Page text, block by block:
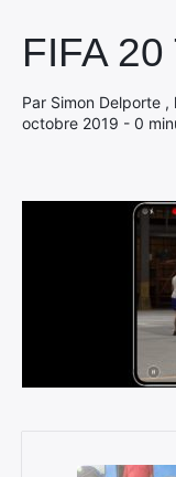
FIFA
Par Simon Delporte
octobre 2019 - 0